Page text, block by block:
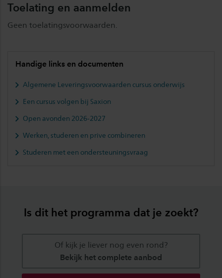
Toelating en aanmelden
Geen toelatingsvoorwaarden.
Handige links en documenten
Algemene Leveringsvoorwaarden cursus onderwijs
Een cursus volgen bij Saxion
Open avonden 2026-2027
Werken, studeren en prive combineren
Studeren met een ondersteuningsvraag
Is dit het programma dat je zoekt?
Of kijk je liever nog even rond?
Bekijk het complete aanbod